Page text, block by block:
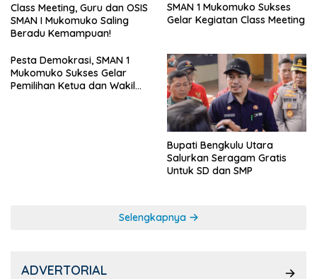
Class Meeting, Guru dan OSIS
SMAN I Mukomuko Saling
Beradu Kemampuan!
SMAN 1 Mukomuko Sukses
Gelar Kegiatan Class Meeting
Pesta Demokrasi, SMAN 1
Mukomuko Sukses Gelar
Pemilihan Ketua dan Wakil
Bupati Bengkulu Utara
Salurkan Seragam Gratis
Untuk SD dan SMP
Selengkapnya
ADVERTORIAL